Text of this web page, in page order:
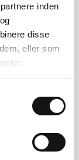
inden
disse
eller som
løfter 12
på 224 kg
76 x 203
cm. Den